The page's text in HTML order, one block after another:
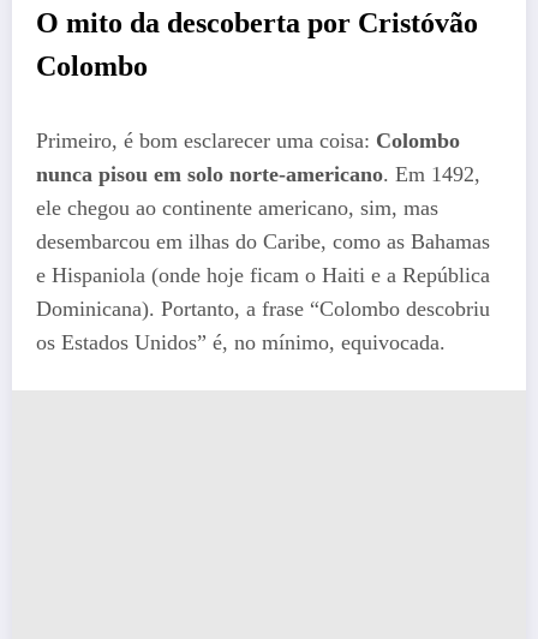
O mito da descoberta por Cristóvão
Colombo
Primeiro, é bom esclarecer uma coisa: Colombo
nunca pisou em solo norte-americano. Em 1492,
ele chegou ao continente americano, sim, mas
desembarcou em ilhas do Caribe, como as Bahamas
e Hispaniola (onde hoje ficam o Haiti e a República
Dominicana). Portanto, a frase “Colombo descobriu
os Estados Unidos” é, no mínimo, equivocada.